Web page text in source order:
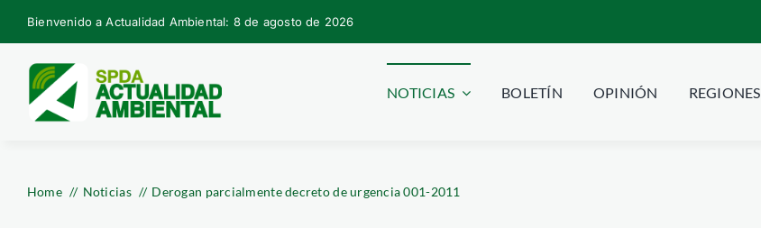
Skip
to
content
Bienvenido a Actualidad Ambiental: 8 de agosto de 2026
NOTICIAS BOLETÍN OPINIÓN REGIONES
Home Noticias Derogan parcialmente decreto de urgencia 001-2011